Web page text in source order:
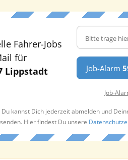
Fahrer-Jobs
für
Lippstadt
Job-Alarm
Job-
kannst Dich jederzeit abmelden und
Hier findest Du unsere